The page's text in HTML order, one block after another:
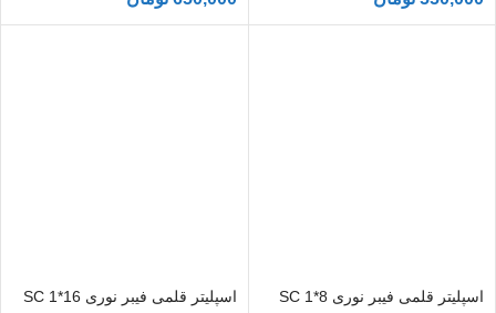
اسپلیتر قلمی فیبر نوری 8*1 SC
اسپلیتر قلمی فیبر نوری 16*1 SC